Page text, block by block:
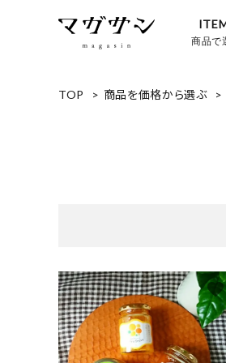
商品で
TOP > 商品を価格から選ぶ >
favorite